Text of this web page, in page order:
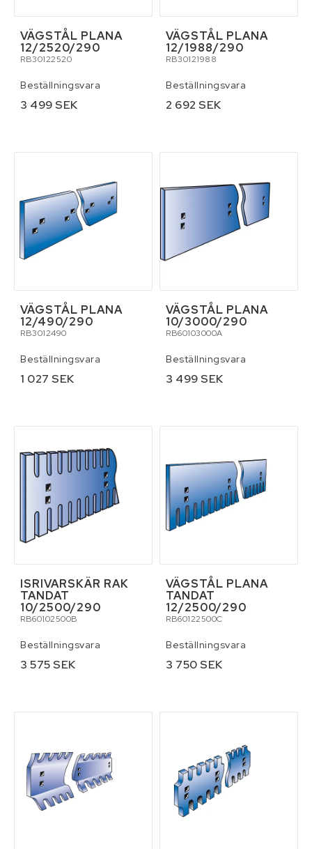
VÄGSTÅL PLANA
12/2520/290
RB30122520
Beställningsvara
3 499 SEK
VÄGSTÅL PLANA
12/1988/290
RB30121988
Beställningsvara
2 692 SEK
VÄGSTÅL PLANA
12/490/290
RB3012490
Beställningsvara
1 027 SEK
VÄGSTÅL PLANA
10/3000/290
RB60103000A
Beställningsvara
3 499 SEK
ISRIVARSKÄR RAK
TANDAT
10/2500/290
RB60102500B
Beställningsvara
3 575 SEK
VÄGSTÅL PLANA
TANDAT
12/2500/290
RB60122500C
Beställningsvara
3 750 SEK